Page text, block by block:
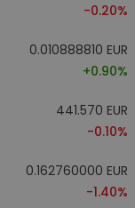
-0.20%
0.010888810 EUR
+0.90%
441.570 EUR
-0.10%
0.162760000 EUR
-1.40%